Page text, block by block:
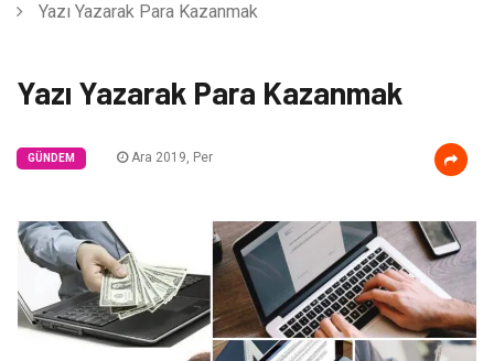
Yazı Yazarak Para Kazanmak
Yazı Yazarak Para Kazanmak
GÜNDEM Ara 2019, Per